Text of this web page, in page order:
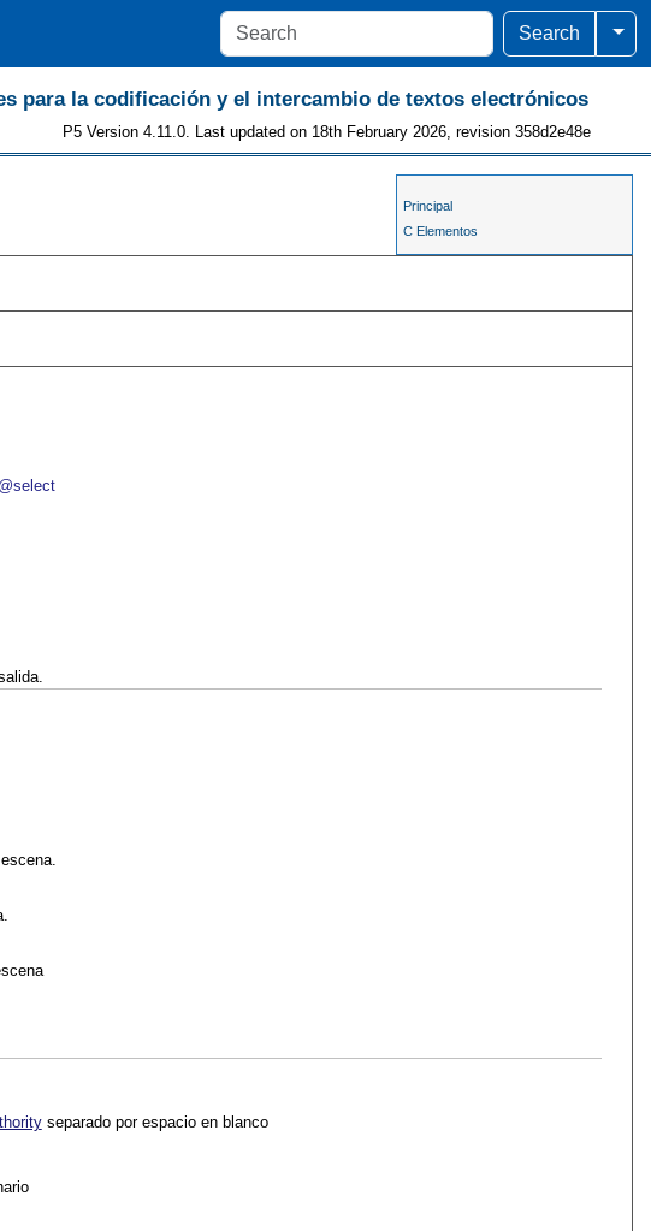
Search
para la codificación y el intercambio de textos electrónicos
P5 Version 4.11.0. Last updated on 18th February 2026, revision 358d2e48e
Principal
C Elementos
@select
separado por espacio en blanco